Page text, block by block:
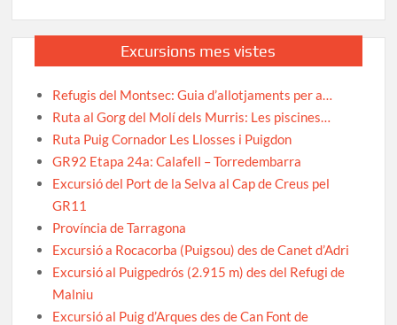
Excursions mes vistes
Refugis del Montsec: Guia d’allotjaments per a…
Ruta al Gorg del Molí dels Murris: Les piscines…
Ruta Puig Cornador Les Llosses i Puigdon
GR92 Etapa 24a: Calafell – Torredembarra
Excursió del Port de la Selva al Cap de Creus pel
GR11
Província de Tarragona
Excursió a Rocacorba (Puigsou) des de Canet d’Adri
Excursió al Puigpedrós (2.915 m) des del Refugi de
Malniu
Excursió al Puig d’Arques des de Can Font de